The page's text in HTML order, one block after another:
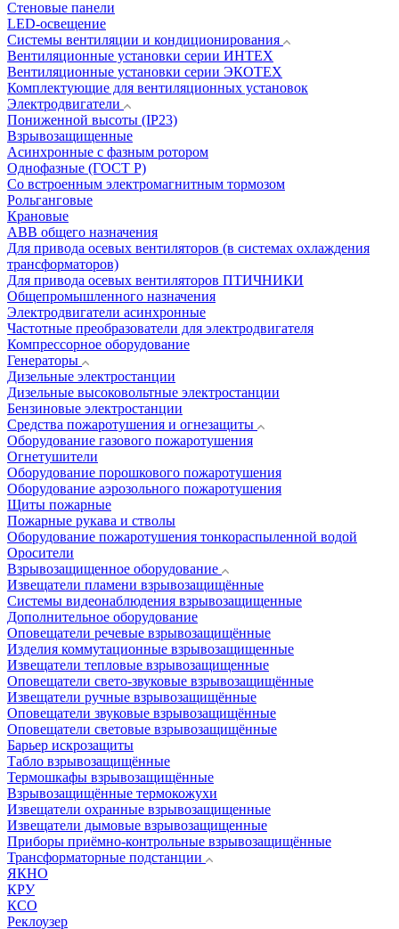
Стеновые панели
LED-освещение
Системы вентиляции и кондиционирования
Вентиляционные установки серии ИНТЕХ
Вентиляционные установки серии ЭКОТЕХ
Комплектующие для вентиляционных установок
Электродвигатели
Пониженной высоты (IP23)
Взрывозащищенные
Асинхронные с фазным ротором
Однофазные (ГОСТ Р)
Со встроенным электромагнитным тормозом
Рольганговые
Крановые
АВВ общего назначения
Для привода осевых вентиляторов (в системах охлаждения
трансформаторов)
Для привода осевых вентиляторов ПТИЧНИКИ
Общепромышленного назначения
Электродвигатели асинхронные
Частотные преобразователи для электродвигателя
Компрессорное оборудование
Генераторы
Дизельные электростанции
Дизельные высоковольтные электростанции
Бензиновые электростанции
Средства пожаротушения и огнезащиты
Оборудование газового пожаротушения
Огнетушители
Оборудование порошкового пожаротушения
Оборудование аэрозольного пожаротушения
Щиты пожарные
Пожарные рукава и стволы
Оборудование пожаротушения тонкораспыленной водой
Оросители
Взрывозащищенное оборудование
Извещатели пламени взрывозащищённые
Системы видеонаблюдения взрывозащищенные
Дополнительное оборудование
Оповещатели речевые взрывозащищённые
Изделия коммутационные взрывозащищенные
Извещатели тепловые взрывозащищенные
Оповещатели свето-звуковые взрывозащищённые
Извещатели ручные взрывозащищённые
Оповещатели звуковые взрывозащищённые
Оповещатели световые взрывозащищённые
Барьер искрозащиты
Табло взрывозащищённые
Термошкафы взрывозащищённые
Взрывозащищённые термокожухи
Извещатели охранные взрывозащищенные
Извещатели дымовые взрывозащищенные
Приборы приёмно-контрольные взрывозащищённые
Трансформаторные подстанции
ЯКНО
КРУ
КСО
Реклоузер